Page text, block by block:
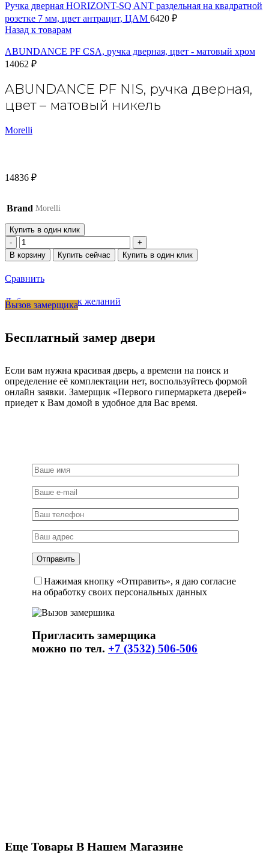
Ручка дверная HORIZONT-SQ ANT раздельная на квадратной
розетке 7 мм, цвет антрацит, ЦАМ 6420 ₽
Назад к товарам
ABUNDANCE PF CSA, ручка дверная, цвет - матовый хром
14062 ₽
ABUNDANCE PF NIS, ручка дверная,
цвет – матовый никель
Morelli
14836 ₽
Brand Morelli
Купить в один клик
Количество
товара
ABUNDANCE
NIS,
дверная,
матовый
В корзину Купить сейчас Купить в один клик
Сравнить
Добавить в список желаний
Вызов замерщика
Бесплатный замер двери
Если вам нужна красивая дверь, а времени на поиск и
определение её комплектации нет, воспользуйтесь формой
онлайн заявки. Замерщик «Первого гипермаркета дверей»
приедет к Вам домой в удобное для Вас время.
Нажимая кнопку «Отправить», я даю согласие
на обработку своих персональных данных
Пригласить замерщика
можно по тел. +7 (3532) 506-506
Еще Товары В Нашем Магазине